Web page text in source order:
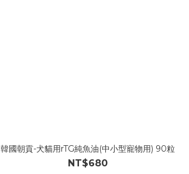
韓國朝貢-犬貓用rTG純魚油(中小型寵物用) 90粒
NT$680